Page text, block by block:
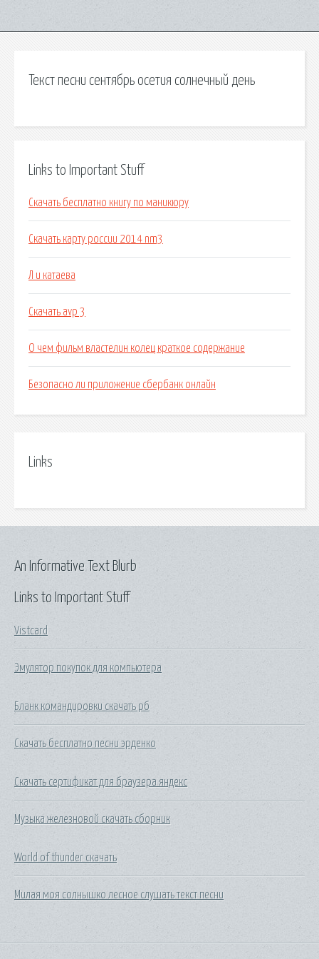
Текст песни сентябрь осетия солнечный день
Links to Important Stuff
Скачать бесплатно книгу по маникюру
Скачать карту россии 2014 nm3
Л и катаева
Скачать avp 3
О чем фильм властелин колец краткое содержание
Безопасно ли приложение сбербанк онлайн
Links
Links to Important Stuff
Vistcard
Эмулятор покупок для компьютера
Бланк командировки скачать рб
Скачать бесплатно песни эрденко
Скачать сертификат для браузера яндекс
Музыка железновой скачать сборник
World of thunder скачать
Милая моя солнышко лесное слушать текст песни
An Informative Text Blurb